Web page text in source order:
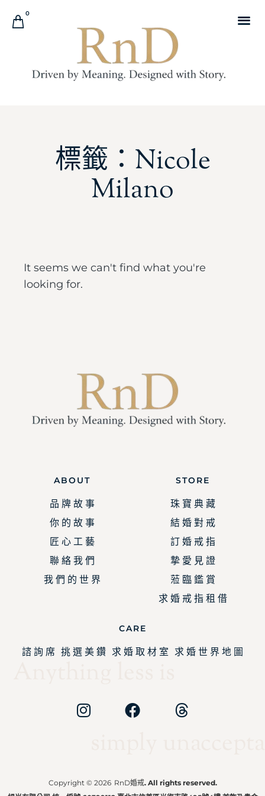
0
標籤：Nicole
Milano
It seems we can't find what you're
looking for.
ABOUT
品 牌 故 事
你 的 故 事
匠 心 工 藝
聯 絡 我 們
我 們 的 世 界
STORE
珠 寶 典 藏
結 婚 對 戒
訂 婚 戒 指
摯 愛 見 證
蒞 臨 鑑 賞
求 婚 戒 指 租 借
CARE
諮 詢 席 挑 選 美 鑽 求 婚 取 材 室 求 婚 世 界 地 圖
Copyright © 2026 RnD婚戒. All rights reserved.